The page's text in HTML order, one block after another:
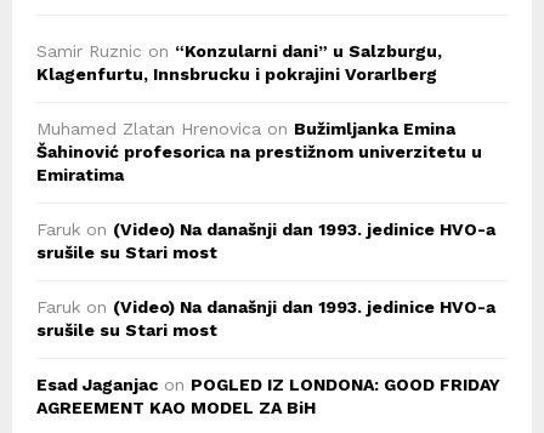
Samir Ruznic on “Konzularni dani” u Salzburgu,
Klagenfurtu, Innsbrucku i pokrajini Vorarlberg
Muhamed Zlatan Hrenovica on Bužimljanka Emina
Šahinović profesorica na prestižnom univerzitetu u
Emiratima
Faruk on (Video) Na današnji dan 1993. jedinice HVO-a
srušile su Stari most
Faruk on (Video) Na današnji dan 1993. jedinice HVO-a
srušile su Stari most
Esad Jaganjac on POGLED IZ LONDONA: GOOD FRIDAY
AGREEMENT KAO MODEL ZA BiH